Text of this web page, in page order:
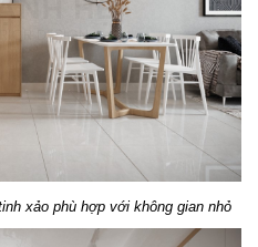
xảo phù hợp với không gian nhỏ